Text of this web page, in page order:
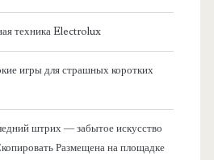
техника Electrolux
игры для страшных коротких
штрих — забытое искусство
Размещена на площадке